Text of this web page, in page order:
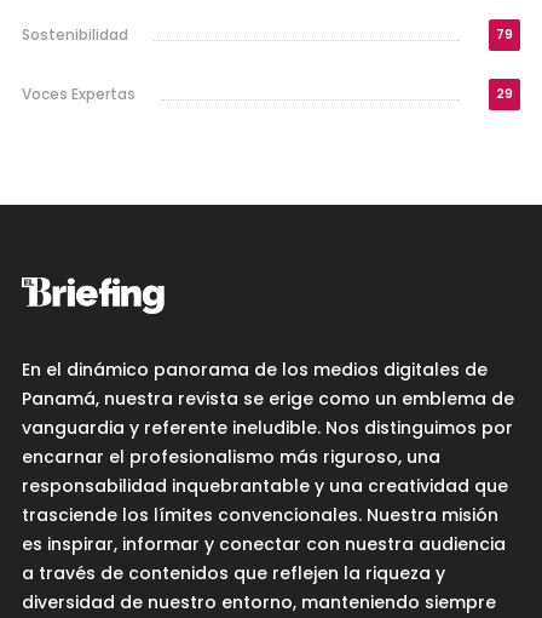
Sostenibilidad 79
Voces Expertas 29
En el dinámico panorama de los medios digitales de
Panamá, nuestra revista se erige como un emblema de
vanguardia y referente ineludible. Nos distinguimos por
encarnar el profesionalismo más riguroso, una
responsabilidad inquebrantable y una creatividad que
trasciende los límites convencionales. Nuestra misión
es inspirar, informar y conectar con nuestra audiencia
a través de contenidos que reflejen la riqueza y
diversidad de nuestro entorno, manteniendo siempre